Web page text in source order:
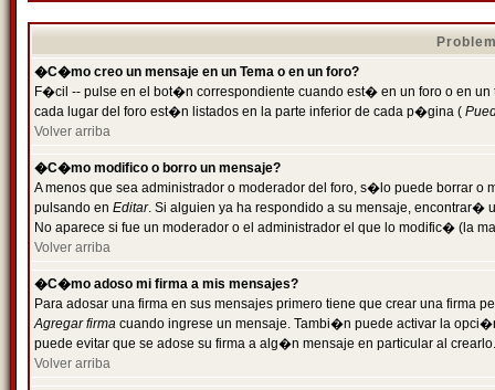
�C�mo creo un mensaje en un Tema o en un foro?
F�cil -- pulse en el bot�n correspondiente cuando est� en un foro o en
cada lugar del foro est�n listados en la parte inferior de cada p�gina (
Volver arriba
�C�mo modifico o borro un mensaje?
A menos que sea administrador o moderador del foro, s�lo puede borrar o
pulsando en Editar. Si alguien ya ha respondido a su mensaje, encontrar�
No aparece si fue un moderador o el administrador el que lo modific� (la
Volver arriba
�C�mo adoso mi firma a mis mensajes?
Para adosar una firma en sus mensajes primero tiene que crear una firma
Agregar firma cuando ingrese un mensaje. Tambi�n puede activar la
puede evitar que se adose su firma a alg�n mensaje en particular al crearlo.
Volver arriba